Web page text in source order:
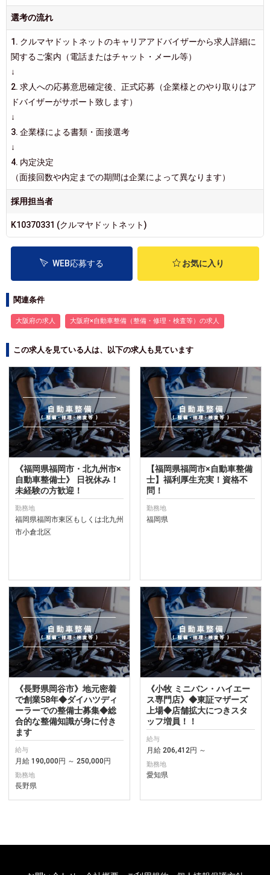
選考の流れ
1. クルマヤドットネットのキャリアアドバイザーから求人詳細に
関するご案内（電話またはチャット・メール等）
↓
2. 求人への応募意思確定後、正式応募（企業様とのやり取りはア
ドバイザーがサポート致します）
↓
3. 企業様による書類・面接選考
↓
4. 内定決定
（面接回数や内定までの期間は企業によって異なります）
採用担当者
K10370331 (クルマヤドットネット)
WEB応募する お気に入り
関連条件
大阪府の求人 大阪府×自動車整備（整備・修理・検査等）の求人
この求人を見ている人は、以下の求人も見ています
《福岡県福岡市・北九州市×
自動車整備士》 日祝休み！
未経験の方歓迎！
勤務地
福岡県福岡市東区もしくは北九州
市小倉北区
【福岡県福岡市×自動車整備
士】福利厚生充実！資格不
問！
勤務地
福岡県
《長野県岡谷市》地元密着
で創業58年◆ダイハツディ
ーラーでの整備士募集◆総
合的な整備知識が身に付き
ます
給与
月給 190,000円 ～ 250,000円
勤務地
長野県
《小牧 ミニバン・ハイエー
ス専門店》◆東証マザーズ
上場◆店舗拡大につきスタ
ッフ増員！！
給与
月給 206,412円 ～
勤務地
愛知県